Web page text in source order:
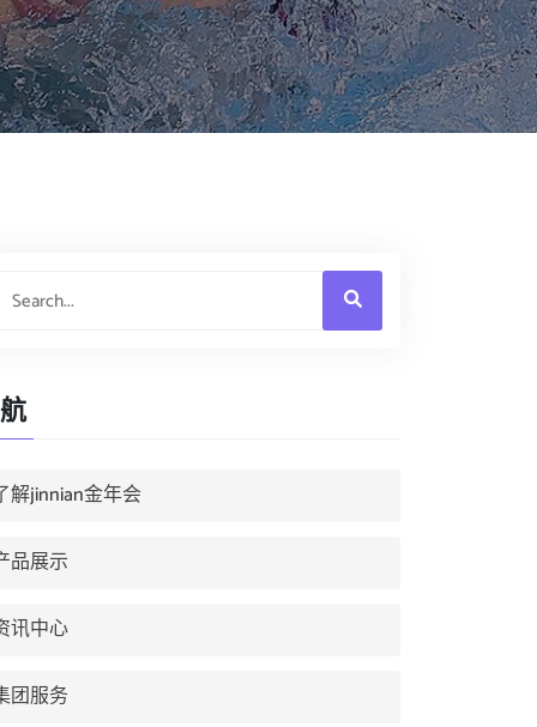
解jinnian金年会
品展示
讯中心
团服务